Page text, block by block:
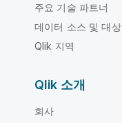
주요 기술 파트너
데이터 소스 및 대상
Qlik 지역
Qlik 소개
회사